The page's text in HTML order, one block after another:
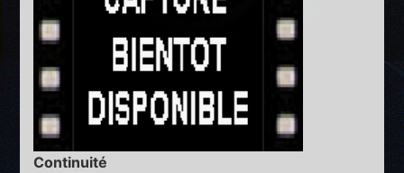
Continuité